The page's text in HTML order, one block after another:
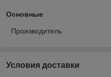
Основные
Производитель
Условия доставки